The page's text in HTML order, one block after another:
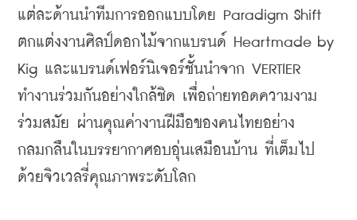
แต่ละด้านนำทีมการออกแบบโดย Paradigm Shift
ตกแต่งงานศิลป์ดอกไม้จากแบรนด์ Heartmade by
Kig และแบรนด์เฟอร์นิเจอร์ชั้นนำจาก VERTIER
ทำงานร่วมกันอย่างใกล้ชิด เพื่อถ่ายทอดความงาม
ร่วมสมัย ผ่านคุณค่างานฝีมือของคนไทยอย่าง
กลมกลืนในบรรยากาศอบอุ่นเสมือนบ้าน ที่เต็มไป
ด้วยจิวเวลรี่คุณภาพระดับโลก